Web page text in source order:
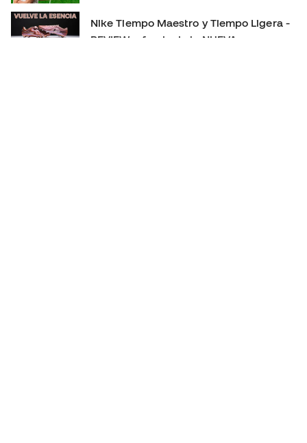
Nike Tiempo Maestro y Tiempo Ligera -
REVIEW a fondo de la NUEVA